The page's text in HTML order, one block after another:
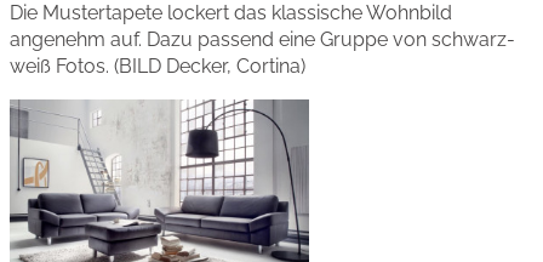
Die Mustertapete lockert das klassische Wohnbild
angenehm auf. Dazu passend eine Gruppe von schwarz-
weiß Fotos. (BILD Decker, Cortina)